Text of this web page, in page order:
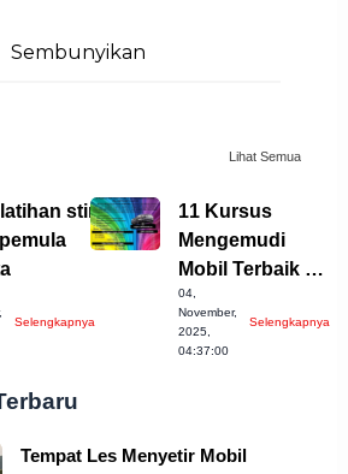
Sembunyikan
Lihat Semua
stir
Selengkapnya
11 Kursus
Mengemudi
Mobil Terbaik di
Sukabumi yang
Wajib Dicoba!
04,
November,
2025,
04:37:00
Selengkapnya
Tempat Les Menyetir Mobil